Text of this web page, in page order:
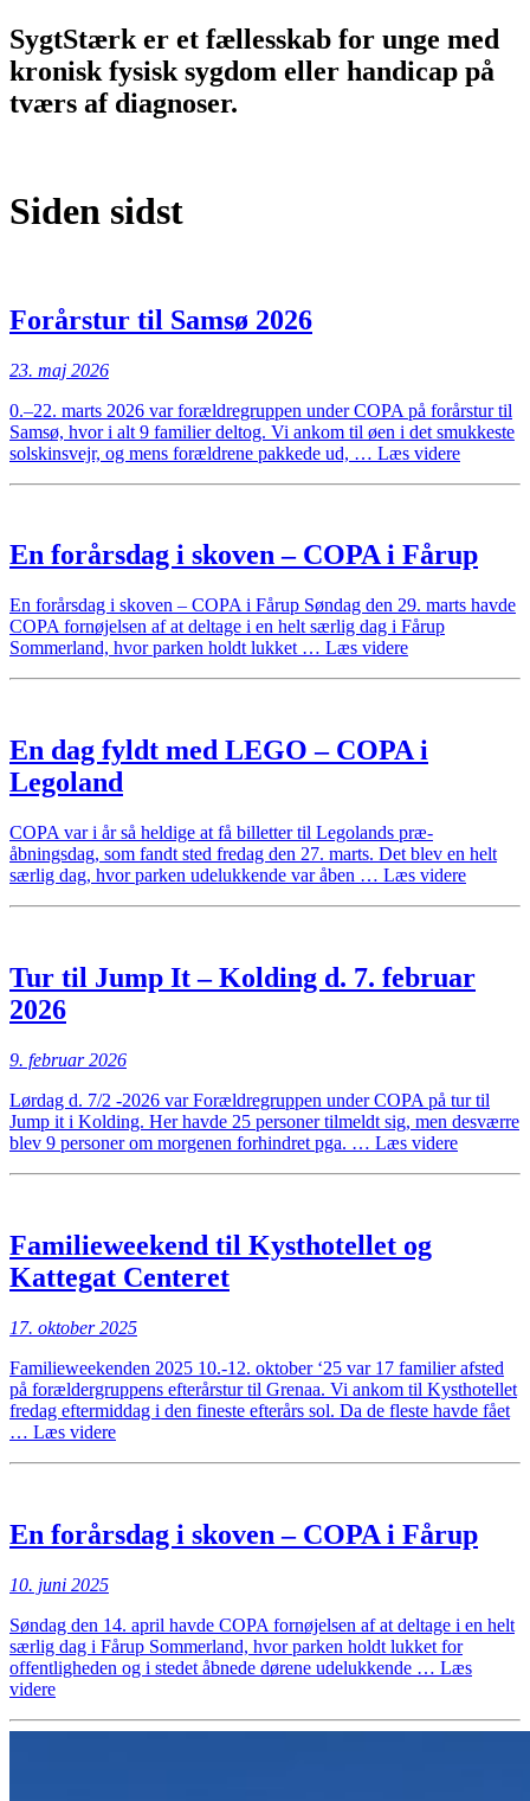
SygtStærk er et fællesskab for unge med
kronisk fysisk sygdom eller handicap på
tværs af diagnoser.
Siden sidst
Forårstur til Samsø 2026
23. maj 2026
0.–22. marts 2026 var forældregruppen under COPA på forårstur til
Samsø, hvor i alt 9 familier deltog. Vi ankom til øen i det smukkeste
solskinsvejr, og mens forældrene pakkede ud, … Læs videre
En forårsdag i skoven – COPA i Fårup
En forårsdag i skoven – COPA i Fårup Søndag den 29. marts havde
COPA fornøjelsen af at deltage i en helt særlig dag i Fårup
Sommerland, hvor parken holdt lukket … Læs videre“En
COPA
En dag fyldt med LEGO – COPA i
Legoland
COPA var i år så heldige at få billetter til Legolands præ-
åbningsdag, som fandt sted fredag den 27. marts. Det blev en helt
særlig dag, hvor parken udelukkende var åben … Læs videre“En
–
Tur til Jump It – Kolding d. 7. februar
2026
9. februar 2026
Lørdag d. 7/2 -2026 var Forældregruppen under COPA på tur til
Jump it i Kolding. Her havde 25 personer tilmeldt sig, men desværre
blev 9 personer om morgenen forhindret pga. … Læs videre“Tur
Familieweekend til Kysthotellet og
Kattegat Centeret
17. oktober 2025
Familieweekenden 2025 10.-12. oktober ‘25 var 17 familier afsted
på forældergruppens efterårstur til Grenaa. Vi ankom til Kysthotellet
fredag eftermiddag i den fineste efterårs sol. Da de fleste havde fået
… Læs videre“Familieweekend
Centeret”
En forårsdag i skoven – COPA i Fårup
10. juni 2025
Søndag den 14. april havde COPA fornøjelsen af at deltage i en helt
særlig dag i Fårup Sommerland, hvor parken holdt lukket for
offentligheden og i stedet åbnede dørene udelukkende … Læs
videre“En
i